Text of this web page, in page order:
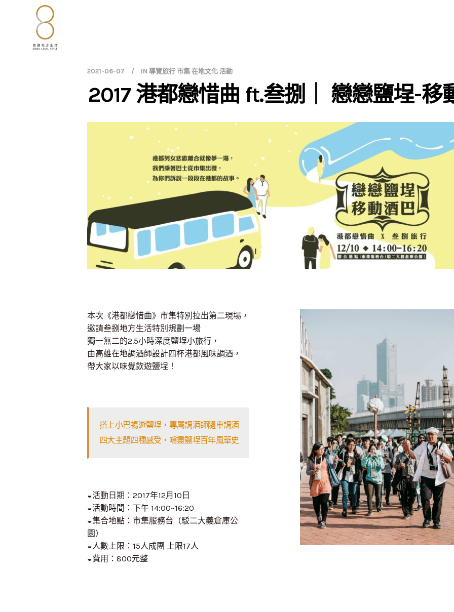
2021-06-07 IN 導覽旅行 市集 在地文化 活動
2017 港都戀惜曲 ft.叁捌｜ 戀戀鹽埕-移
本次《港都戀惜曲》市集特別拉出第二現場，
邀請叁捌地方生活特別規劃一場
獨一無二的2.5小時深度鹽埕小旅行，
由高雄在地調酒師設計四杯港都風味調酒，
帶大家以味覺飲遊鹽埕！
搭上小巴暢遊鹽埕，專屬調酒師隨車調酒
四大主題四種感受，嚐盡鹽埕百年風華史
◒活動日期：2017年12月10日
◒活動時間：下午 14:00~16:20
◒集合地點：市集服務台（駁二大義倉庫公
園）
◒人數上限：15人成團 上限17人
◒費用：800元整